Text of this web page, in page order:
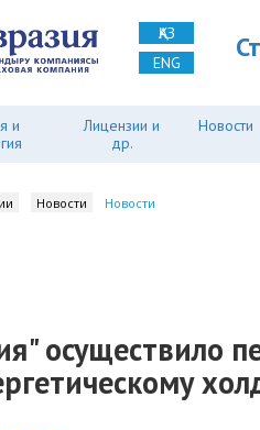
ҚАЗ
ENG
и
Лицензии и
др.
Новости
Новости Новости
осуществило